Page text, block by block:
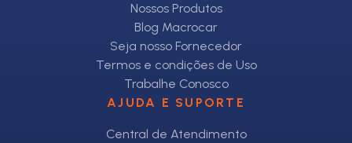
Nossos Produtos
Blog Macrocar
Seja nosso Fornecedor
Termos e condições de Uso
Trabalhe Conosco
AJUDA E SUPORTE
Central de Atendimento